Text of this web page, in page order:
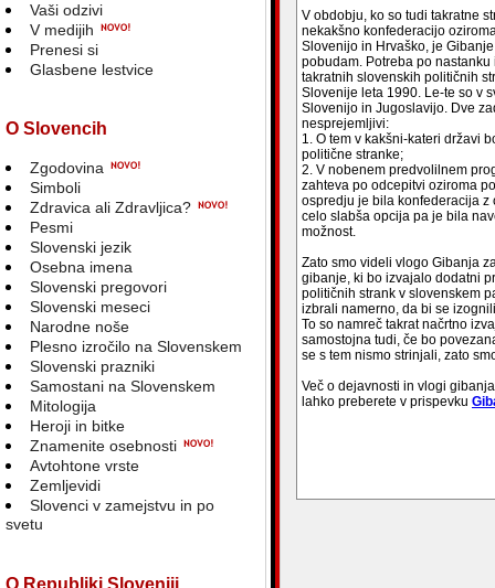
Vaši odzivi
V medijih
Prenesi si
Glasbene lestvice
O Slovencih
Zgodovina
Simboli
Zdravica ali Zdravljica?
Pesmi
Slovenski jezik
Osebna imena
Slovenski pregovori
Slovenski meseci
Narodne noše
Plesno izročilo na Slovenskem
Slovenski prazniki
Samostani na Slovenskem
Mitologija
Heroji in bitke
Znamenite osebnosti
Avtohtone vrste
Zemljevidi
Slovenci v zamejstvu in po
svetu
O Republiki Sloveniji
V obdobju, ko so tudi takratne
nekakšno konfederacijo
Slovenijo in Hrvaško, je
pobudam. Potreba po
takratnih slovenskih političnih
Slovenije leta 1990. Le-te so v
Slovenijo in Jugoslavijo. Dve
nesprejemljivi:
1. O tem v kakšni-kateri državi
politične stranke;
2. V nobenem predvolilnem
zahteva po odcepitvi oziroma
ospredju je bila konfederacija
celo slabša opcija pa je bila
možnost.
Zato smo videli vlogo Gibanja
gibanje, ki bo izvajalo dodatni
političnih strank v slovenskem
izbrali namerno, da bi se
To so namreč takrat načrtno
samostojna tudi, če bo
se s tem nismo strinjali, zato
Več o dejavnosti in vlogi
lahko preberete v prispevku